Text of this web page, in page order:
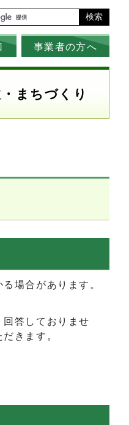
検索
事業者の方へ
まちづくり
場合があります。
答しておりませ
きます。